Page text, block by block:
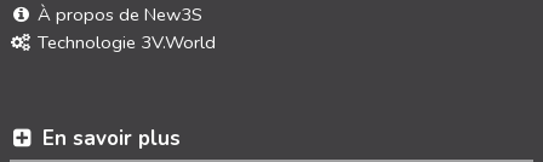
En savoir plus
À propos de New3S
Technologie 3V.World